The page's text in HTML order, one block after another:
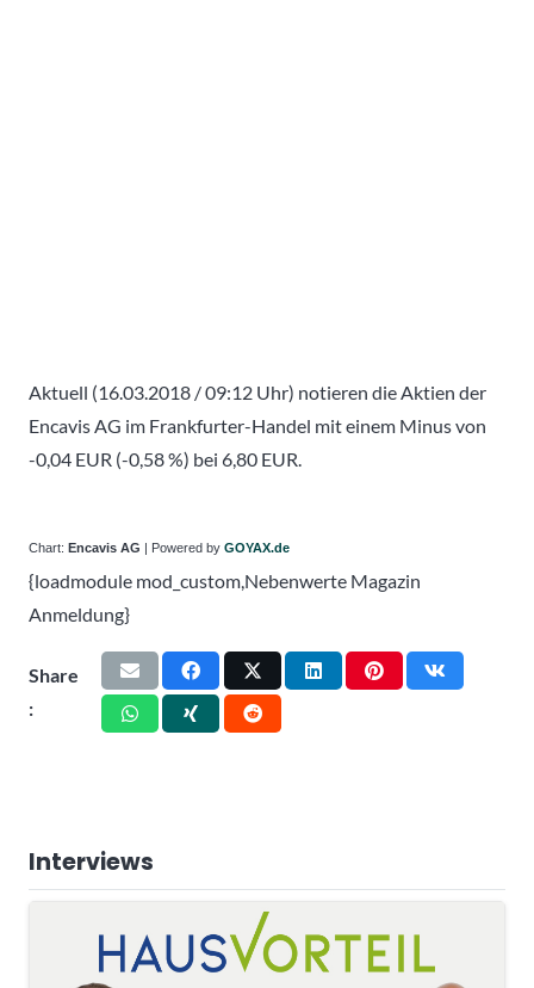
Aktuell (16.03.2018 / 09:12 Uhr) notieren die Aktien der
Encavis AG im Frankfurter-Handel mit einem Minus von
-0,04 EUR (-0,58 %) bei 6,80 EUR.
Chart: Encavis AG | Powered by GOYAX.de
{loadmodule mod_custom,Nebenwerte Magazin
Anmeldung}
Share
:
Interviews